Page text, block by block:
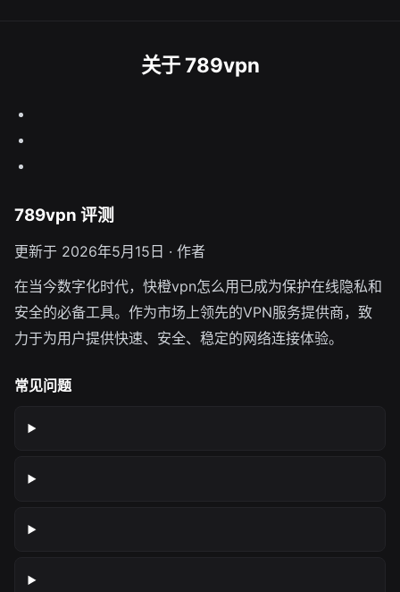
关于 789vpn
789vpn 评测
更新于 2026年5月15日 · 作者
在当今数字化时代，快橙vpn怎么用已成为保护在线隐私和
安全的必备工具。作为市场上领先的VPN服务提供商，致
力于为用户提供快速、安全、稳定的网络连接体验。
常见问题